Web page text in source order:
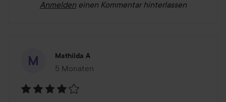
Anmelden einen Kommentar hinterlassen
Mathilda A
5 Monaten
Der Beitrag wurde 5 Monaten erstellt